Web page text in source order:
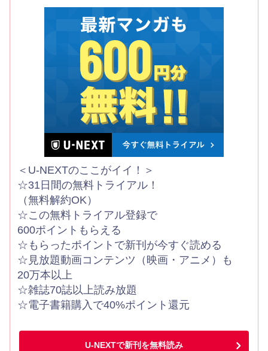
＜U-NEXTのここがイイ！＞
☆31日間の無料トライアル！
（無料解約OK）
☆この無料トライアル登録で
600ポイントもらえる
☆もらったポイントで新刊が今すぐ読める
☆見放題動画コンテンツ（映画・アニメ）も
20万本以上
☆雑誌70誌以上読み放題
☆電子書籍購入で40%ポイント還元
U-NEXTで新刊を無料読み